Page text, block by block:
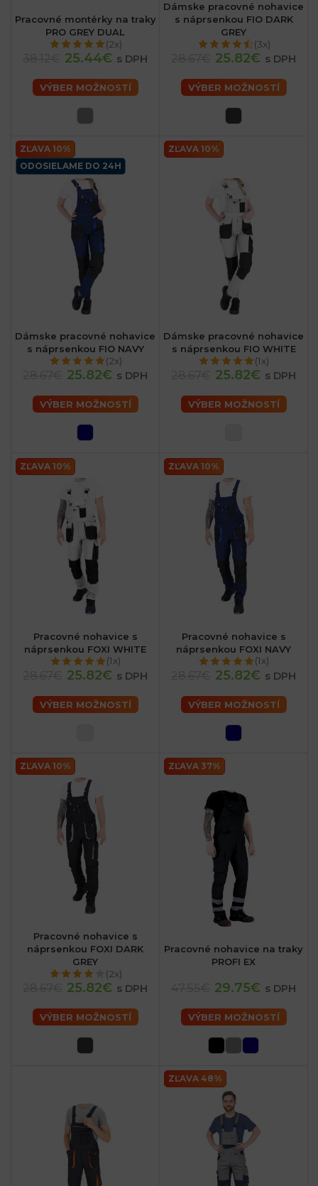
Pracovné montérky na traky
PRO GREY DUAL
(2x)
25.44€ s DPH
VÝBER MOŽNOSTÍ
Dámske pracovné nohavice
s náprsenkou FIO DARK
GREY
(3x)
25.82€ s DPH
VÝBER MOŽNOSTÍ
ZĽAVA 10%
ODOSIELAME DO 24H
Dámske pracovné nohavice
s náprsenkou FIO NAVY
(2x)
25.82€ s DPH
VÝBER MOŽNOSTÍ
ZĽAVA 10%
Dámske pracovné nohavice
s náprsenkou FIO WHITE
(1x)
25.82€ s DPH
VÝBER MOŽNOSTÍ
ZĽAVA 10%
Pracovné nohavice s
náprsenkou FOXI WHITE
(1x)
25.82€ s DPH
VÝBER MOŽNOSTÍ
ZĽAVA 10%
Pracovné nohavice s
náprsenkou FOXI NAVY
(1x)
25.82€ s DPH
VÝBER MOŽNOSTÍ
ZĽAVA 10%
Pracovné nohavice s
náprsenkou FOXI DARK
GREY
(2x)
25.82€ s DPH
VÝBER MOŽNOSTÍ
ZĽAVA 37%
Pracovné nohavice na traky
PROFI EX
29.75€ s DPH
VÝBER MOŽNOSTÍ
ZĽAVA 48%